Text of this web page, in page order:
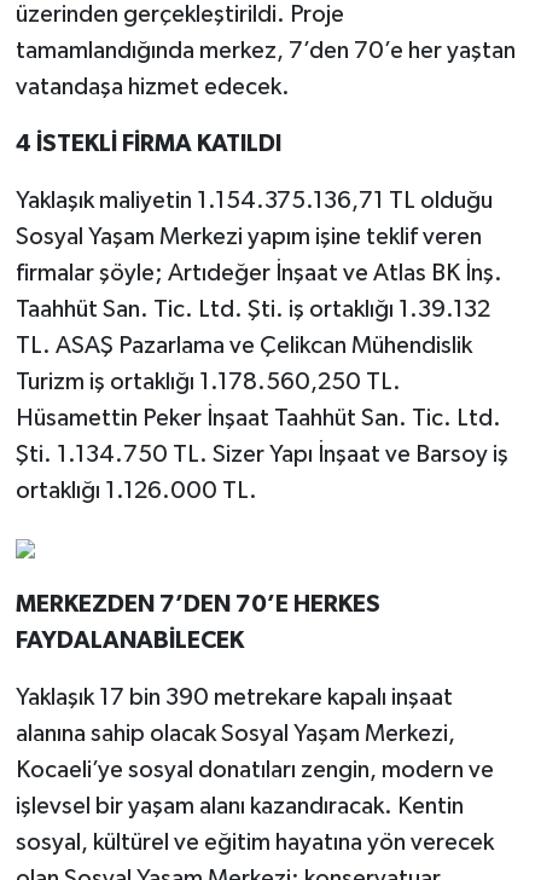
üzerinden gerçekleştirildi. Proje
tamamlandığında merkez, 7’den 70’e her yaştan
vatandaşa hizmet edecek.
4 İSTEKLİ FİRMA KATILDI
Yaklaşık maliyetin 1.154.375.136,71 TL olduğu
Sosyal Yaşam Merkezi yapım işine teklif veren
firmalar şöyle; Artıdeğer İnşaat ve Atlas BK İnş.
Taahhüt San. Tic. Ltd. Şti. iş ortaklığı 1.39.132
TL. ASAŞ Pazarlama ve Çelikcan Mühendislik
Turizm iş ortaklığı 1.178.560,250 TL.
Hüsamettin Peker İnşaat Taahhüt San. Tic. Ltd.
Şti. 1.134.750 TL. Sizer Yapı İnşaat ve Barsoy iş
ortaklığı 1.126.000 TL.
MERKEZDEN 7’DEN 70’E HERKES
FAYDALANABİLECEK
Yaklaşık 17 bin 390 metrekare kapalı inşaat
alanına sahip olacak Sosyal Yaşam Merkezi,
Kocaeli’ye sosyal donatıları zengin, modern ve
işlevsel bir yaşam alanı kazandıracak. Kentin
sosyal, kültürel ve eğitim hayatına yön verecek